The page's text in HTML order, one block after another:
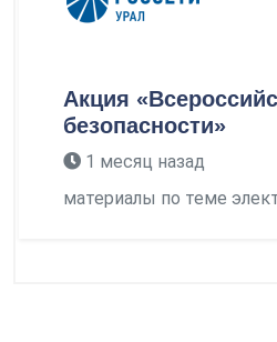
Акция
безопасности»
1 месяц назад
материалы по теме